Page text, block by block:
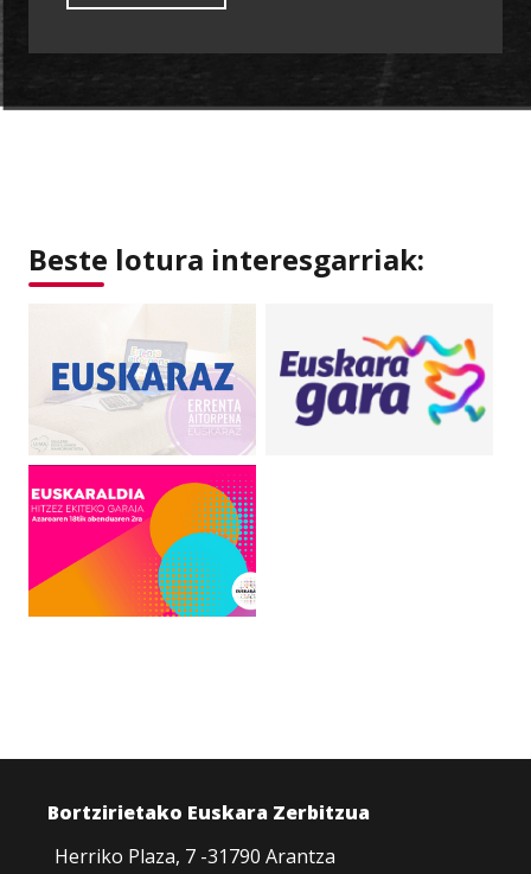
Beste lotura interesgarriak:
Bortzirietako Euskara Zerbitzua
Herriko Plaza, 7 -31790 Arantza